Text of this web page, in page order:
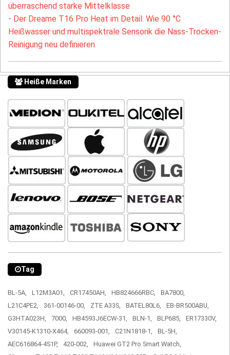
überraschend starke Mittelklasse
- Der Dreame T16 Pro Heat im Detail: Wie 90 °C
Heißwasser und multispektrale Sensorik die Nass-Trocken-
Reinigung neu definieren
Heiße Marken
Tag
BL-5A, L12M3A01, CR17450AH, HB824666RBC,
BA7800,
L21C4PE2,
361-00146-00, ZTE A33S, BATEL80L6,
EB-BR500ABU,
G3HTA023H,
7000, HB4593J6ECW-31, BLN-1, BLP685,
ER17330V,
V30145-K1310-X464,
660093-001, C21N1818-1,
BL-5H,
AEC616864-4S1P,
420-002,
Huawei GT2 Pro Smart Watch,